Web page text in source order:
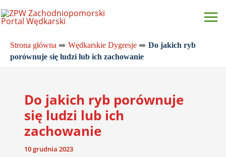
do
Strona główna ➡️ Wędkarskie Dygresje ➡️ Do jakich ryb
porównuje się ludzi lub ich zachowanie
Do jakich ryb porównuje
się ludzi lub ich
zachowanie
10 grudnia 2023